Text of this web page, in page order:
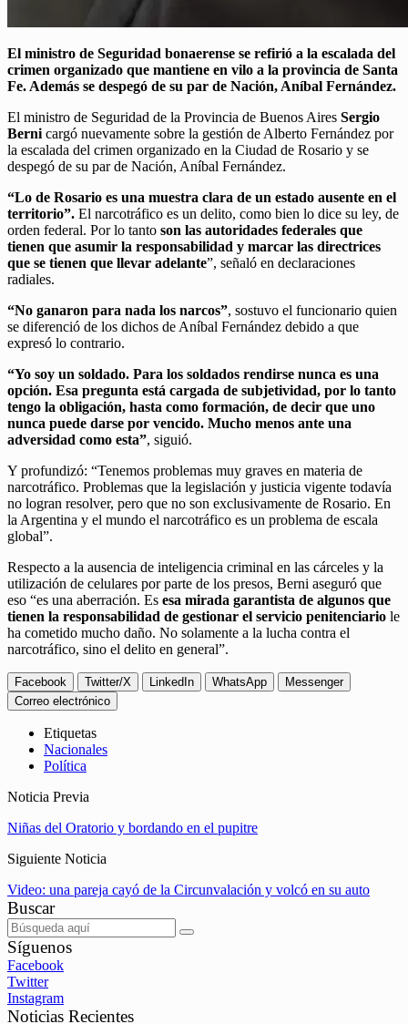
El ministro de Seguridad bonaerense se refirió a la escalada del
crimen organizado que mantiene en vilo a la provincia de Santa
Fe. Además se despegó de su par de Nación, Aníbal Fernández.
El ministro de Seguridad de la Provincia de Buenos Aires Sergio
Bernicargó nuevamente sobre la gestión de Alberto Fernández por
la escalada del crimen organizado en la Ciudad de Rosario y se
despegó de su par de Nación, Aníbal Fernández.
“Lo de Rosario es una muestra clara de un estado ausente en el
territorio”. El narcotráfico es un delito, como bien lo dice su ley, de
orden federal. Por lo tanto son las autoridades federales que
tienen que asumir la responsabilidad y marcar las directrices
que se tienen que llevar adelante”, señaló en declaraciones
radiales.
“No ganaron para nada los narcos”, sostuvo el funcionario quien
se diferenció de los dichos de Aníbal Fernández debido a que
expresó lo contrario.
“Yo soy un soldado. Para los soldados rendirse nunca es una
opción. Esa pregunta está cargada de subjetividad, por lo tanto
tengo la obligación, hasta como formación, de decir que uno
nunca puede darse por vencido. Mucho menos ante una
adversidad como esta”, siguió.
Y profundizó: “Tenemos problemas muy graves en materia de
narcotráfico. Problemas que la legislación y justicia vigente todavía
no logran resolver, pero que no son exclusivamente de Rosario. En
la Argentina y el mundo el narcotráfico es un problema de escala
global”.
Respecto a la ausencia de inteligencia criminal en las cárceles y la
utilización de celulares por parte de los presos, Berni aseguró que
eso “es una aberración. Es esa mirada garantista de algunos que
tienen la responsabilidad de gestionar el servicio penitenciario le
ha cometido mucho daño. No solamente a la lucha contra el
narcotráfico, sino el delito en general”.
Facebook Twitter/X LinkedIn WhatsApp
Messenger
Correo electrónico
Etiquetas
Nacionales
Política
Noticia Previa
Niñas del Oratorio y bordando en el pupitre
Siguiente Noticia
Video: una pareja cayó de la Circunvalación y volcó en su auto
Buscar
Síguenos
Facebook
Twitter
Instagram
Noticias Recientes